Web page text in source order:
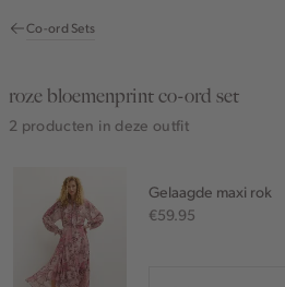
Co-ord Sets
roze bloemenprint co-ord set
2 producten in deze outfit
Gelaagde maxi rok
€59.95